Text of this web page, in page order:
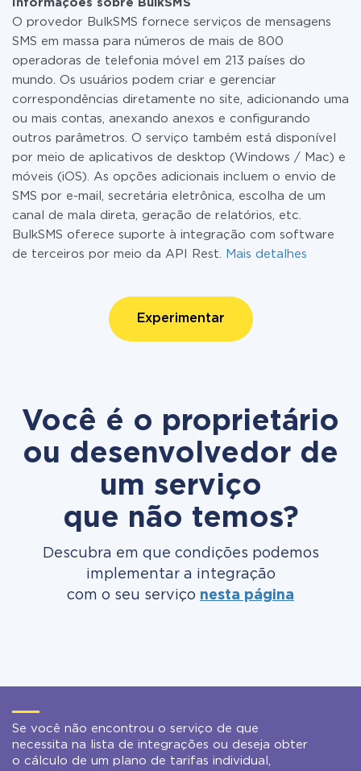
Informações sobre BulkSMS
O provedor BulkSMS fornece serviços de mensagens
SMS em massa para números de mais de 800
operadoras de telefonia móvel em 213 países do
mundo. Os usuários podem criar e gerenciar
correspondências diretamente no site, adicionando uma
ou mais contas, anexando anexos e configurando
outros parâmetros. O serviço também está disponível
por meio de aplicativos de desktop (Windows / Mac) e
móveis (iOS). As opções adicionais incluem o envio de
SMS por e-mail, secretária eletrônica, escolha de um
canal de mala direta, geração de relatórios, etc.
BulkSMS oferece suporte à integração com software
de terceiros por meio da API Rest.
Mais detalhes
Experimentar
Você é o proprietário
ou desenvolvedor de
um serviço
que não temos?
Descubra em que condições podemos
implementar a integração
com o seu serviço nesta página
Se você não encontrou o serviço de que
necessita na lista de integrações ou deseja obter
o cálculo de um plano de tarifas individual,